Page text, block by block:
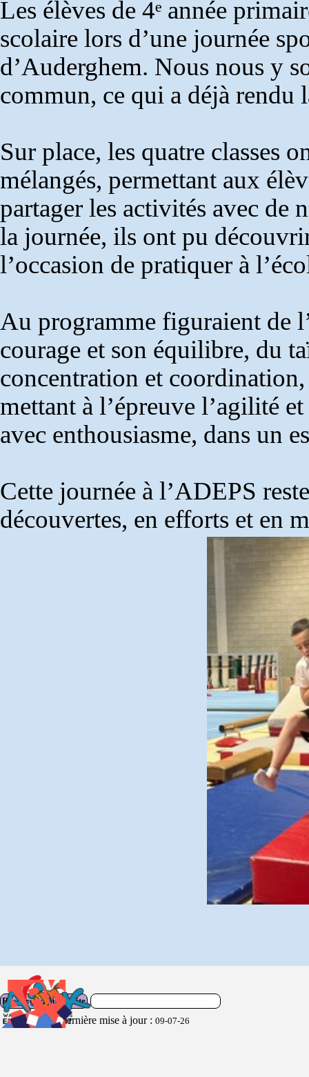
Les élèves de 4ᵉ année
scolaire lors d’une journée
d’Auderghem. Nous nous y
commun, ce qui a déjà rendu
Sur place, les quatre classes
mélangés, permettant aux
partager les activités avec de
la journée, ils ont pu
l’occasion de pratiquer à
Au programme figuraient de
courage et son équilibre, du
concentration et
mettant à l’épreuve l’agilité
avec enthousiasme, dans un
Cette journée à l’ADEPS
découvertes, en efforts et en
Rechercher sur le site
Dernière mise à jour : 09-07-26